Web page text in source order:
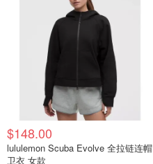
$148.00
lululemon Scuba Evolve 全拉链连帽
卫衣 女款